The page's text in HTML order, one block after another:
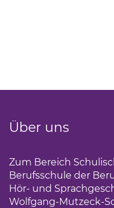
Über uns
Zum Bereich
Berufsschule der
Hör- und
Wolfgang-Mutzeck-